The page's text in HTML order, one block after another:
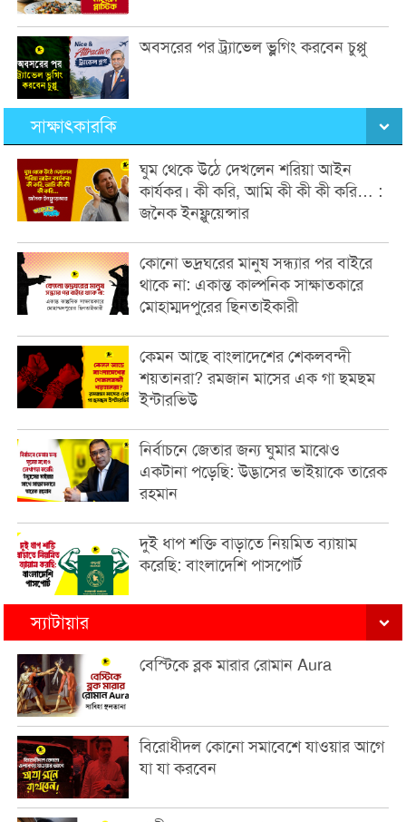
অবসরের পর ট্র্যাভেল ভ্লগিং করবেন চুপ্পু
সাক্ষাৎকারকি
ঘুম থেকে উঠে দেখলেন শরিয়া আইন
কার্যকর। কী করি, আমি কী কী কী করি… :
জনৈক ইনফ্লুয়েন্সার
কোনো ভদ্রঘরের মানুষ সন্ধ্যার পর বাইরে
থাকে না: একান্ত কাল্পনিক সাক্ষাতকারে
মোহাম্মদপুরের ছিনতাইকারী
কেমন আছে বাংলাদেশের শেকলবন্দী
শয়তানরা? রমজান মাসের এক গা ছমছম
ইন্টারভিউ
নির্বাচনে জেতার জন্য ঘুমার মাঝেও
একটানা পড়েছি: উদ্ভাসের ভাইয়াকে তারেক
রহমান
দুই ধাপ শক্তি বাড়াতে নিয়মিত ব্যায়াম
করেছি: বাংলাদেশি পাসপোর্ট
স্যাটায়ার
বেস্টিকে ব্লক মারার রোমান Aura
বিরোধীদল কোনো সমাবেশে যাওয়ার আগে
যা যা করবেন